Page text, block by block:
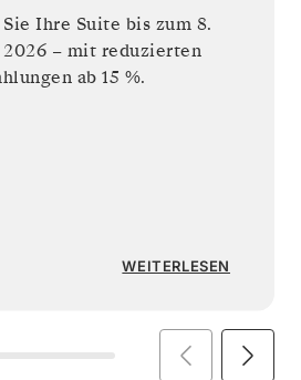
Ihre Suite bis zum 8.
– mit reduzierten
ab 15 %.
WEITERLESEN